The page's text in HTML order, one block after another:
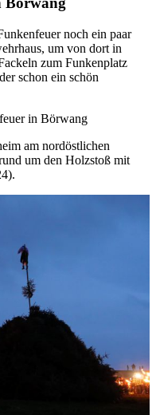
noch ein paar
um von dort in
zum Funkenplatz
schon ein schön
am nordöstlichen
um den Holzstoß mit